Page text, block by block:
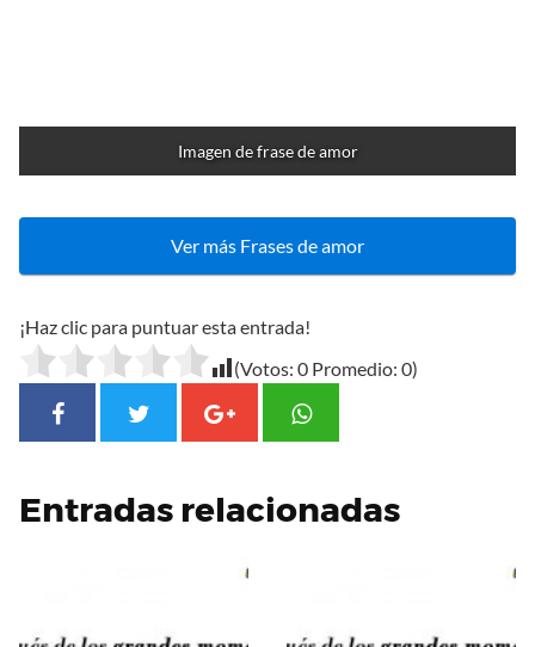
Imagen de frase de amor
Ver más Frases de amor
¡Haz clic para puntuar esta entrada!
(Votos: 0 Promedio: 0)
Entradas relacionadas